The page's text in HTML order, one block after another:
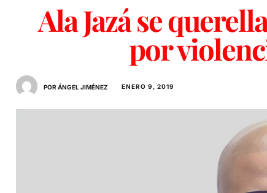
Ala Jazá se
por
POR ÁNGEL JIMÉNEZ ENERO 9, 2019